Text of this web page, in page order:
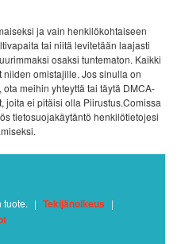
ja vain henkilökohtaiseen
tai niitä levitetään laajasti
osaksi tuntematon. Kaikki
omistajille. Jos sinulla on
meihin yhteyttä tai täytä DMCA-
joita ei pitäisi olla Piirustus.Comissa
tietosuojakäytäntö henkilötietojesi
tuote. | Tekijänoikeus |